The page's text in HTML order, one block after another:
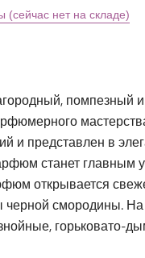
(сейчас нет на складе)
и представлен в
станет главным
открывается
смородины.